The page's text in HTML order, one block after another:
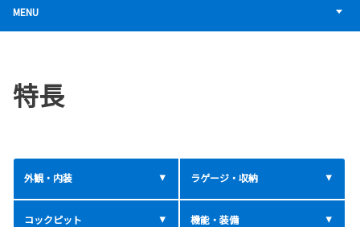
MENU
特長
外観・内装 ラゲージ・収納
コックピット 機能・装備